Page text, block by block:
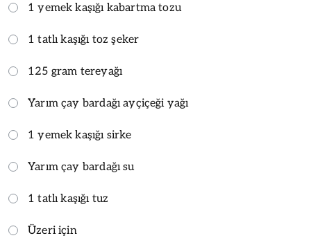
1 yemek kaşığı kabartma tozu
1 tatlı kaşığı toz şeker
125 gram tereyağı
Yarım çay bardağı ayçiçeği yağı
1 yemek kaşığı sirke
Yarım çay bardağı su
1 tatlı kaşığı tuz
Üzeri için